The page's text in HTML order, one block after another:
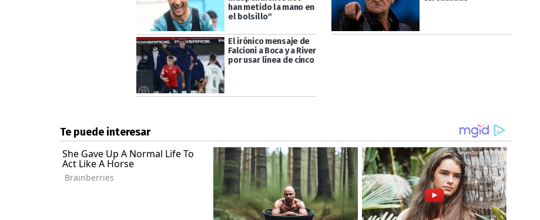
han metido la mano en
el bolsillo"
El irónico mensaje de
Falcioni a Boca y a River
por usar línea de cinco